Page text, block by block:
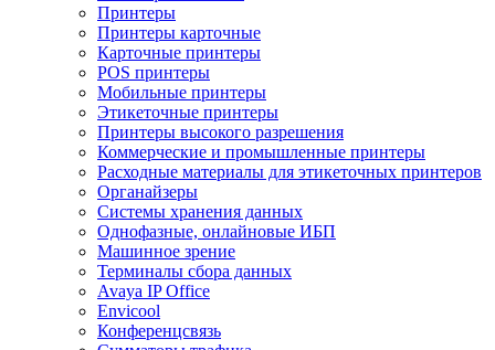
Принтеры
Принтеры карточные
Карточные принтеры
POS принтеры
Мобильные принтеры
Этикеточные принтеры
Принтеры высокого разрешения
Коммерческие и промышленные принтеры
Расходные материалы для этикеточных принтеров
Органайзеры
Системы хранения данных
Однофазные, онлайновые ИБП
Машинное зрение
Терминалы сбора данных
Avaya IP Office
Envicool
Конференцсвязь